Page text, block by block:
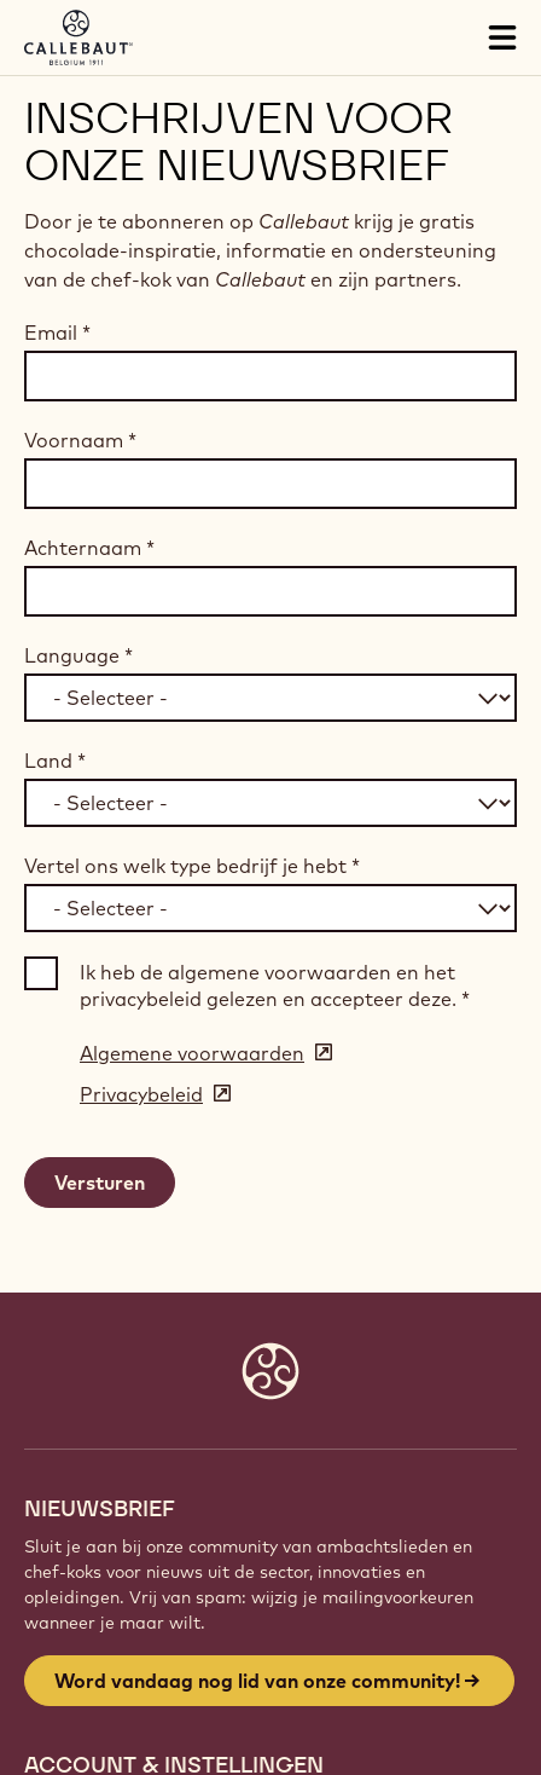
Skip to main content
INSCHRIJVEN VOOR
ONZE NIEUWSBRIEF
Door je te abonneren op Callebaut krijg je gratis
chocolade-inspiratie, informatie en ondersteuning
van de chef-kok van Callebaut en zijn partners.
Email *
Voornaam *
Achternaam *
Language *
Land *
Vertel ons welk type bedrijf je hebt *
Ik heb de algemene voorwaarden en het
privacybeleid gelezen en accepteer deze. *
Algemene voorwaarden (opens
Privacybeleid (opens
NIEUWSBRIEF
Sluit je aan bij onze community van ambachtslieden en
chef-koks voor nieuws uit de sector, innovaties en
opleidingen. Vrij van spam: wijzig je mailingvoorkeuren
wanneer je maar wilt.
Word vandaag nog lid van onze community!
ACCOUNT & INSTELLINGEN